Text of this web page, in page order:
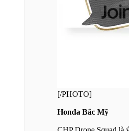
[/PHOTO]
Honda Bắc Mỹ